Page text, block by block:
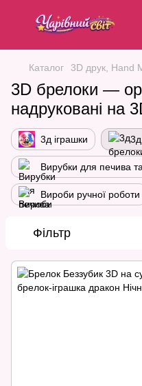
Каталог 3D друк, Hand
3D брелоки —
надруковані на
3д іграшки
Вирубки для печива
Вироби ручної роботи
Фільтр